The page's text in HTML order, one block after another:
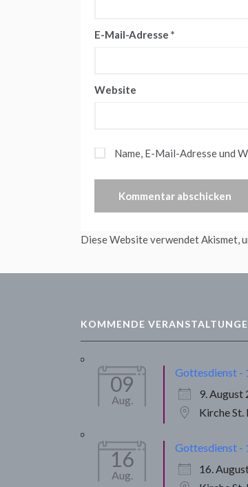
E-Mail-Adresse *
Website
Name, E-Mail-Adresse und
Diese Website verwendet Akismet,
KOMMENDE
09
Aug.
Gottesdienst -
9. August
Kirche
16
Aug.
Gottesdienst -
16.